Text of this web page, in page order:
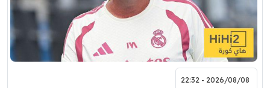
2026/08/08 - 22:32